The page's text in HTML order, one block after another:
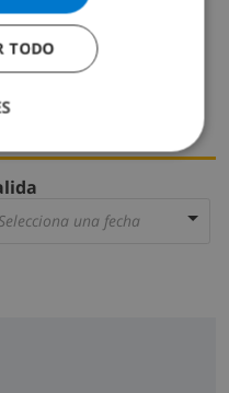
son obligatorios )
no serán
o empresa.
Selecciona una fecha
TODO